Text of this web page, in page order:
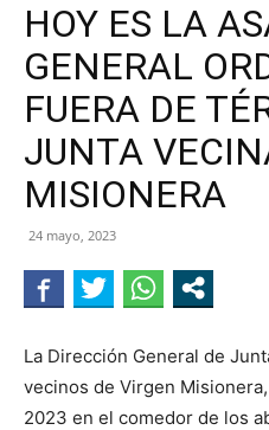
HOY ES LA
GENERAL
FUERA DE
JUNTA
MISIONERA
24 mayo, 2023
La Dirección General de
vecinos de Virgen
2023 en el comedor de los